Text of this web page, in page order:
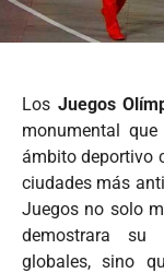
Los Juegos
monumental
ámbito deportivo
ciudades más
Juegos no solo
demostrara su
globales, sino